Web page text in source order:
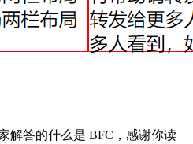
解答的什么是 BFC，感谢你读